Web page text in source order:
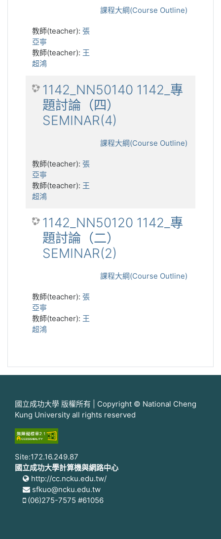
課程大綱(Course Outline)
教師(teacher): 張
亞寧
教師(teacher): 王
超鴻
1142_NN50140 1142_專
題討論（四）
SEMINAR(4)
課程大綱(Course Outline)
教師(teacher): 張
亞寧
教師(teacher): 王
超鴻
1142_NN50120 1142_專
題討論（二）
SEMINAR(2)
課程大綱(Course Outline)
教師(teacher): 張
亞寧
教師(teacher): 王
超鴻
國立成功大學 版權所有 | Copyright © National Cheng
Kung University all rights reserved
Site:172.16.249.87
國立成功大學計算機與網路中心
http://cc.ncku.edu.tw/
sfkuo@ncku.edu.tw
(06)275-7575 #61056